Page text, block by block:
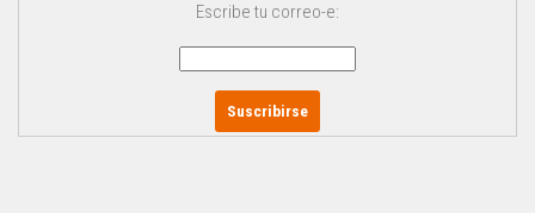
Escribe tu correo-e: